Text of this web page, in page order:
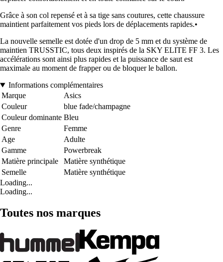
Grâce à son col repensé et à sa tige sans coutures, cette chaussure
maintient parfaitement vos pieds lors de déplacements rapides.•
La nouvelle semelle est dotée d'un drop de 5 mm et du système de
maintien TRUSSTIC, tous deux inspirés de la SKY ELITE FF 3. Les
accélérations sont ainsi plus rapides et la puissance de saut est
maximale au moment de frapper ou de bloquer le ballon.
Informations complémentaires
Marque
Asics
Couleur
blue fade/champagne
Couleur dominante Bleu
Genre
Femme
Age
Adulte
Gamme
Powerbreak
Matière principale
Matière synthétique
Semelle
Matière synthétique
Loading...
Loading...
Toutes nos marques